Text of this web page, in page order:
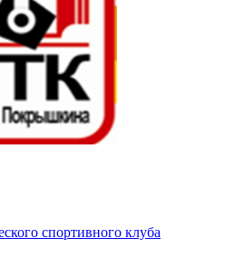
спортивного клуба